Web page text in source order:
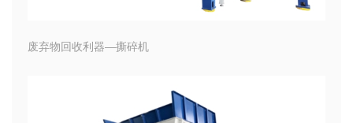
废弃物回收利器—撕碎机